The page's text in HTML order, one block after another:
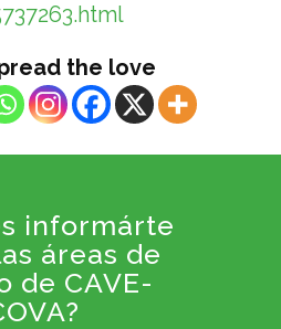
the love
informárte
áreas de
de CAVE-